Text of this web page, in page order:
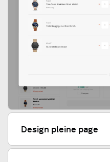
Design pleine page